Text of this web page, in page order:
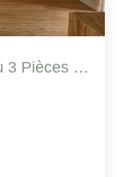
Appartement / Duplex - Concarneau 3 Pièces 44 M2 Pondéré -...